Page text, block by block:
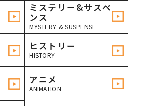
ミステリー&サスペ
ンス
MYSTERY & SUSPENSE
ヒストリー
HISTORY
アニメ
ANIMATION